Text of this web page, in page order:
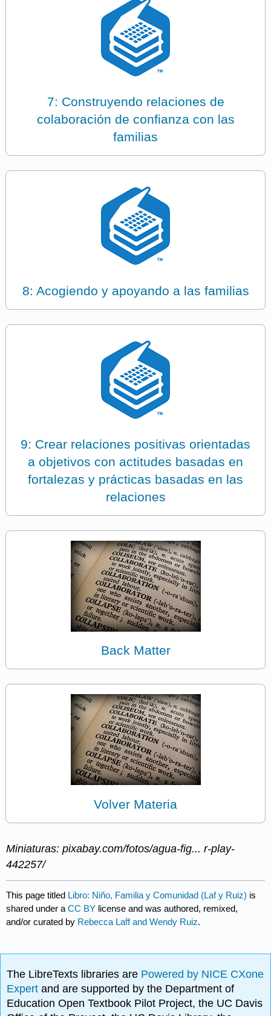
7: Construyendo relaciones de
colaboración de confianza con las
familias
8: Acogiendo y apoyando a las familias
9: Crear relaciones positivas orientadas
a objetivos con actitudes basadas en
fortalezas y prácticas basadas en las
relaciones
Back Matter
Volver Materia
Miniaturas: pixabay.com/fotos/agua-fig... r-play-
442257/
This page titled Libro: Niño, Familia y Comunidad (Laf y Ruiz) is
shared under aCC BY license and was authored, remixed,
and/or curated by Rebecca Laff and Wendy Ruiz.
The LibreTexts libraries are Powered by NICE CXone
Expertand are supported by the Department of
Education Open Textbook Pilot Project, the UC Davis